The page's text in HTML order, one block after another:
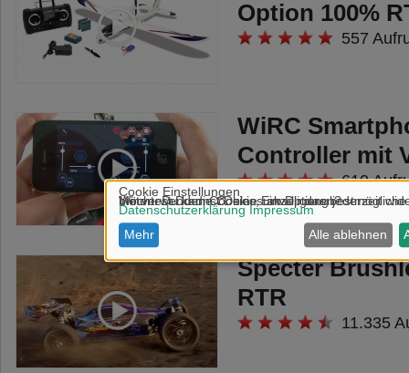
Option 100%
557
WiRC
Controller mit
610
Specter
RTR
11.335